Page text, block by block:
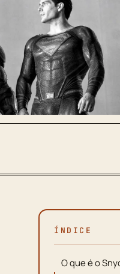
ÍNDICE
O que é o